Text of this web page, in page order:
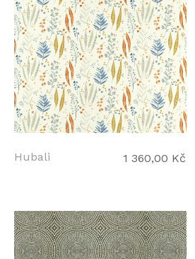
Hubali 1 360,00 Kč